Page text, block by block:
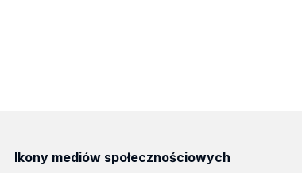
Ikony mediów społecznościowych